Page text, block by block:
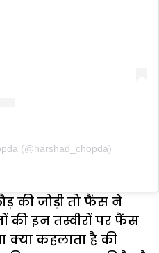
(@harshad_chopda)
की जोड़ी तो फैंस ने
की इन तस्वीरों पर फैंस
क्या कहलाता है की